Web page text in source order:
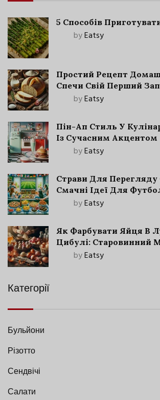
5 Способів
byEatsy
Простий Рецепт
Спечи Свій Перший
byEatsy
Пін-Ап Стиль У
Із Сучасним Акцентом
byEatsy
Страви Для Перегляду
Смачні Ідеї Для
byEatsy
Як Фарбувати Яйця В
Цибулі: Старовинний
Сучасними Нюансами
byEatsy
Категорії
Бульйони
Різотто
Сендвічі
Салати